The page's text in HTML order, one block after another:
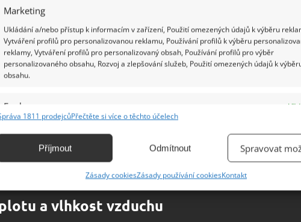
Marketing
Ukládání a/nebo přístup k informacím v zařízení, Použití omezených údajů k výběru
Vytváření profilů pro personalizovanou reklamu, Používání profilů k výběru
reklamy, Vytváření profilů pro personalizovaný obsah, Používání profilů pro výběr
personalizovaného obsahu, Rozvoj a zlepšování služeb, Použití omezených údajů k
obsahu.
Funkce
Identifikace zařízení na základě automaticky přenášených informací.
základě aktivně vyžádaných informací.
Zajištění bezpečnosti, předcházení a zjišťování podvodů a
1811 prodejcůPřečtěte si více o těchto účelech
Příjmout Odmítnout Spravovat
Zásady cookiesZásady používání cookiesKontakt
a vlhkost vzduchu